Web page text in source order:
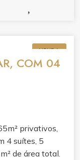
e espaço
VENDA
COM 04
privativos,
4 suítes, 5
de área total.